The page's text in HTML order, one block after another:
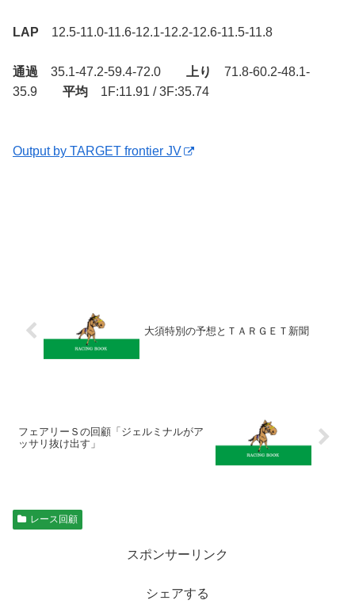
LAP 12.5-11.0-11.6-12.1-12.2-12.6-11.5-11.8
通過 35.1-47.2-59.4-72.0 上り 71.8-60.2-48.1-
35.9 平均 1F:11.91 / 3F:35.74
Output by TARGET frontier JV
大須特別の予想とＴＡＲＧＥＴ新聞
フェアリーＳの回顧「ジェルミナルがア
ッサリ抜け出す」
レース回顧
スポンサーリンク
シェアする